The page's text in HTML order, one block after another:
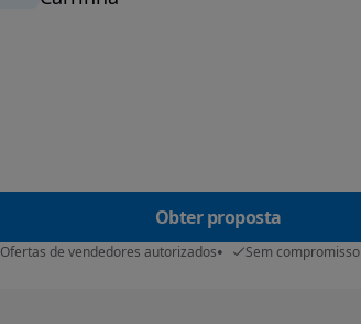
Obter proposta
Ofertas de vendedores autorizados Sem compromisso